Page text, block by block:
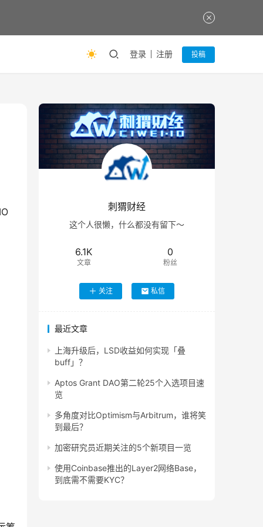
登录 注册 投稿
刺猬财经
这个人很懒，什么都没有留下～
6.1K
文章
0
粉丝
关注 私信
最近文章
上海升级后，LSD收益如何实现「叠
buff」？
Aptos Grant DAO第二轮25个入选项目速
览
多角度对比Optimism与Arbitrum，谁将笑
到最后？
加密研究员近期关注的5个新项目一览
使用Coinbase推出的Layer2网络Base，
到底需不需要KYC？